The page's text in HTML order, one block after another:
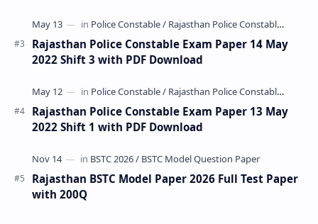
Rajasthan Police Constable Exam Paper 14 May
2022 Shift 3 with PDF Download
Rajasthan Police Constable Exam Paper 13 May
2022 Shift 1 with PDF Download
Rajasthan BSTC Model Paper 2026 Full Test Paper
with 200Q